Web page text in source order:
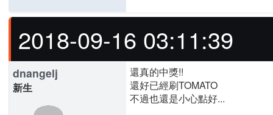
2018-09-16 03:11:39
dnangelj
新生
還真的中獎!!
還好已經刷TOMATO
不過也還是小心點好...